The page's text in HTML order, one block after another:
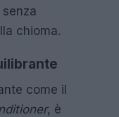
chioma.
come il
, è